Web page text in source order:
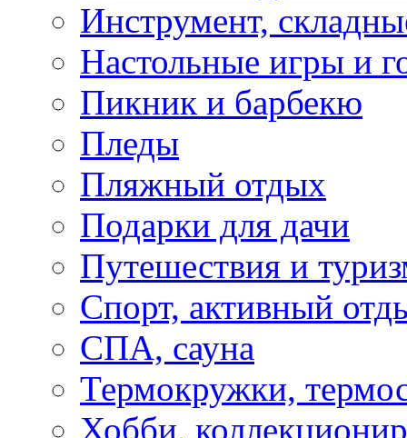
Инструмент,
Настольные игры и
Пикник и барбекю
Пледы
Пляжный отдых
Подарки для дачи
Путешествия и
Спорт, активный
СПА, сауна
Термокружки,
Хобби,